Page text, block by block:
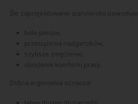
Źle zaprojektowane stanowisko powoduje:
bóle pleców,
przeciążenia nadgarstków,
szybsze zmęczenie,
obniżenie komfortu pracy.
Dobra ergonomia oznacza: